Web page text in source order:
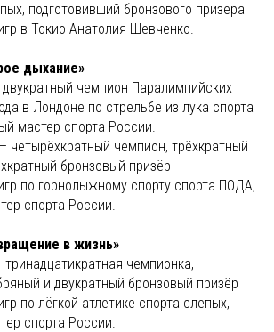
подготовивший бронзового призёра
в Токио Анатолия Шевченко.
дыхание»
чемпион Паралимпийских
в Лондоне по стрельбе из лука спорта
мастер спорта России.
четырёхкратный чемпион, трёхкратный
бронзовый призёр
по горнолыжному спорту спорта ПОДА,
спорта России.
в жизнь»
тринадцатикратная чемпионка,
и двукратный бронзовый призёр
по лёгкой атлетике спорта слепых,
спорта России.